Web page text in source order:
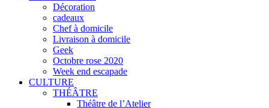
Décoration
cadeaux
Chef à domicile
Livraison à domicile
Geek
Octobre rose 2020
Week end escapade
CULTURE
THÉÂTRE
Théâtre de l’Atelier